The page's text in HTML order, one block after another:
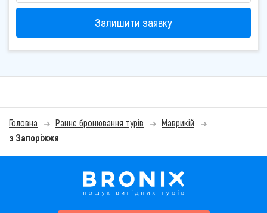
Залишити заявку
Головна Раннє бронювання турів
Маврикій
з Запоріжжя